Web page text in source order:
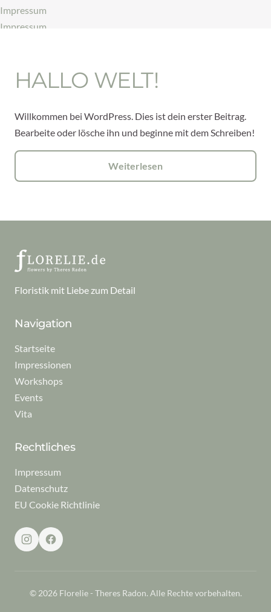
Impressum
Impressum
HALLO WELT!
Willkommen bei WordPress. Dies ist dein erster Beitrag.
Bearbeite oder lösche ihn und beginne mit dem Schreiben!
Weiterlesen
Floristik mit Liebe zum Detail
Navigation
Startseite
Impressionen
Workshops
Events
Vita
Rechtliches
Impressum
Datenschutz
EU Cookie Richtlinie
© 2026 Florelie - Theres Radon. Alle Rechte vorbehalten.